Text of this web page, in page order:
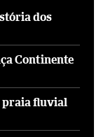
dos
Continente
praia fluvial